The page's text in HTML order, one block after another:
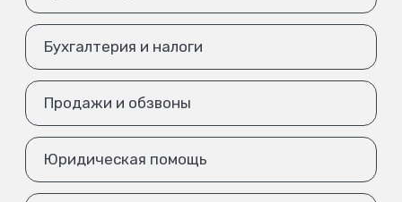
Бухгалтерия и налоги
Продажи и обзвоны
Юридическая помощь